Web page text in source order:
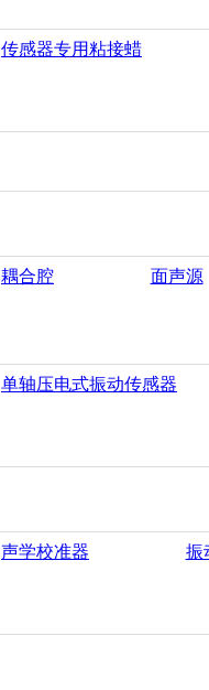
传感器专用粘接蜡
耦合腔 面声源
单轴压电式振动传感器
声学校准器 振